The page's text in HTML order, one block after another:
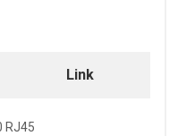
Link
RJ45